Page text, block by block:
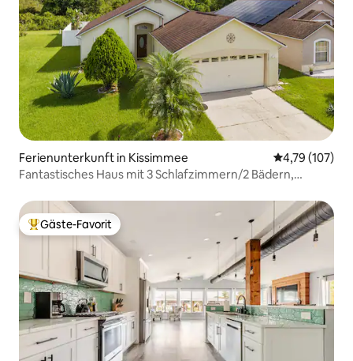
Ferienunterkunft in Kissimmee
4,79 (107)
Fantastisches Haus mit 3 Schlafzimmern/2 Bädern,
Beliebter Gäste-Favorit.
Gäste-Favorit